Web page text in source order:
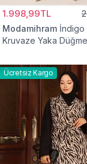
1.998,99TL
Modamihram İndigo
Kruvaze Yaka Düğme
Ücretsiz Kargo